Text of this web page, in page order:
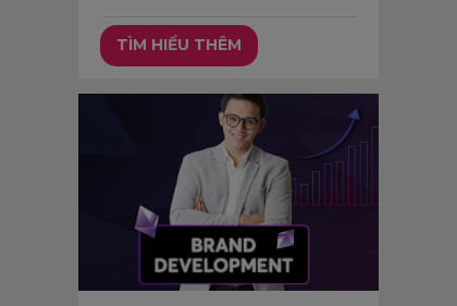
TÌM HIỂU THÊM